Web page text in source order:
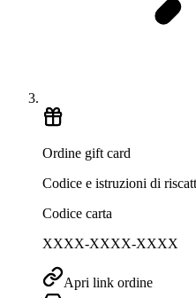
Ordine gift card
Codice e istruzioni di
Codice carta
XXXX-XXXX-XXXX
Apri link ordine